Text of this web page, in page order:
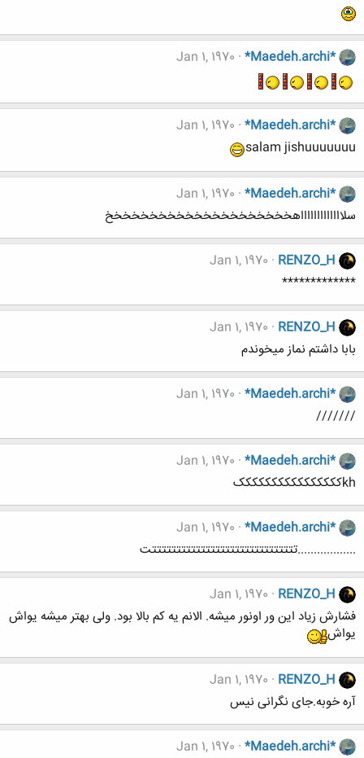
*Maedeh.archi*
Jan 1, 1970
*Maedeh.archi*
Jan 1, 1970
salam jishuuuuuuu
*Maedeh.archi*
Jan 1, 1970
سلاااااااااااااهخخخخخخخخخخخخخخخخخخخخخ
RENZO_H
Jan 1, 1970
*************
RENZO_H
Jan 1, 1970
بابا داشتم نماز میخوندم
*Maedeh.archi*
Jan 1, 1970
///////
*Maedeh.archi*
Jan 1, 1970
khکککککککککککککککک
*Maedeh.archi*
Jan 1, 1970
..................تتتتتتتتتتتتتتتتتتتتتتتتتتتتتتت
RENZO_H
Jan 1, 1970
فشارش زیاد این ور اونور میشه. الانم یه کم بالا بود. ولی بهتر میشه یواش
یواش
RENZO_H
Jan 1, 1970
آره خوبه.جای نگرانی نیس
*Maedeh.archi*
Jan 1, 1970